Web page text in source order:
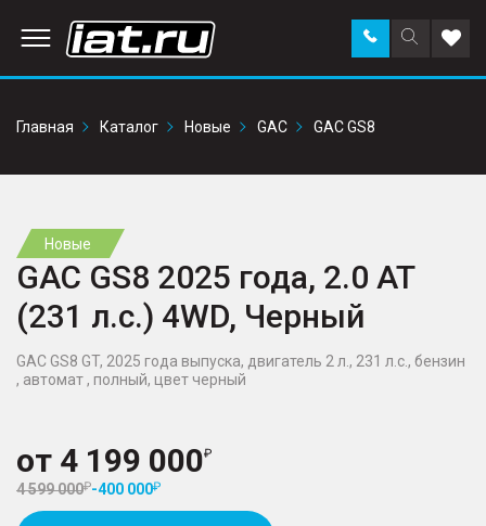
Поиск
по
Заказать
звонок в
Главная
Каталог Новые GAC GAC GS8
Новые
GAC GS8 2025 года, 2.0 AT
(231 л.с.) 4WD, Черный
GAC GS8 GT, 2025 года выпуска, двигатель 2 л., 231 л.с., бензин
, автомат , полный, цвет черный
от 4 199 000
4 599 000 -400 000